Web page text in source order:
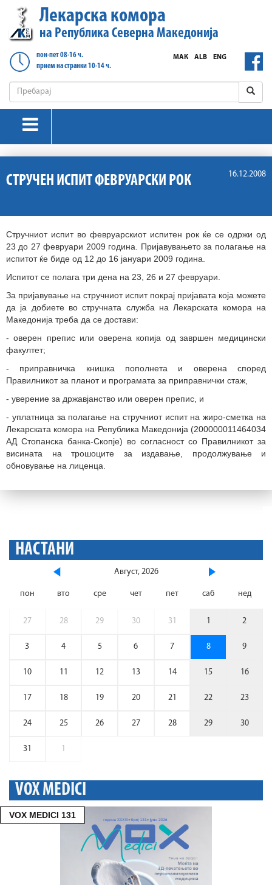
Лекарска комора
на Република Северна Македонија
пон-пет 08-16 ч.
прием на странки 10-14 ч.
ENG
ALB
МАК
16.12.2008
СТРУЧЕН ИСПИТ ФЕВРУАРСКИ РОК
Стручниот испит во февруарскиот испитен рок ќе се одржи од
23 до 27 февруари 2009 година. Пријавувањето за полагање на
испитот ќе биде од 12 до 16 јануари 2009 година.
Испитот се полага три дена на 23, 26 и 27 февруари.
За пријавување на стручниот испит покрај пријавата која можете
да ја добиете во стручната служба на Лекарската комора на
Македонија треба да се достави:
- оверен препис или оверена копија од завршен медицински
факултет;
- приправничка книшка пополнета и оверена според
Правилникот за планот и програмата за приправнички стаж,
- уверение за државјанство или оверен препис, и
- уплатница за полагање на стручниот испит на жиро-сметка на
Лекарската комора на Република Македонија (200000011464034
АД Стопанска банка-Скопје) во согласност со Правилникот за
висината на трошоците за издавање, продолжување и
обновување на лиценца.
НАСТАНИ
Август, 2026
пон вто сре чет пет саб нед
27 28 29 30 31 1 2
3 4 5 6 7 8 9
10 11 12 13 14 15 16
17 18 19 20 21 22 23
24 25 26 27 28 29 30
31 1
VOX MEDICI
VOX MEDICI 131